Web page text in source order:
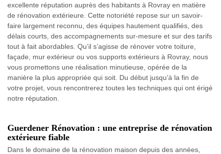
excellente réputation auprès des habitants à Rovray en matière
de rénovation extérieure. Cette notoriété repose sur un savoir-
faire largement reconnu, des équipes hautement qualifiés, des
délais courts, des accompagnements sur-mesure et sur des tarifs
tout à fait abordables. Qu’il s’agisse de rénover votre toiture,
façade, mur extérieur ou vos supports extérieurs à Rovray, nous
vous promettons une réalisation minutieuse, opérée de la
manière la plus appropriée qui soit. Du début jusqu’à la fin de
votre projet, vous rencontrerez toutes les techniques qui ont érigé
notre réputation.
Guerdener Rénovation : une entreprise de rénovation
extérieure fiable
Dans le domaine de la rénovation maison depuis des années,